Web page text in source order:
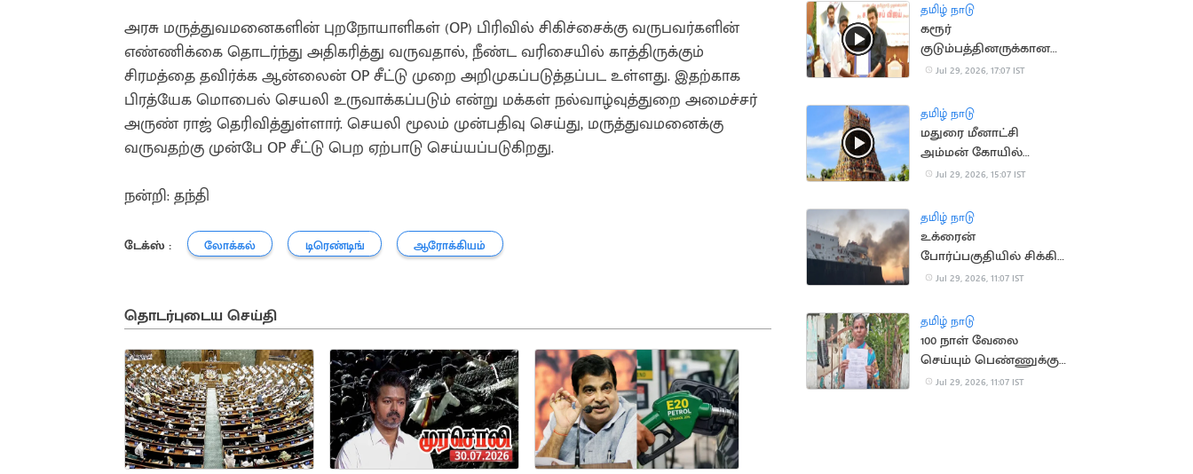
அரசு மருத்துவமனைகளின் புறநோயாளிகள் (OP) பிரிவில் சிகிச்சைக்கு வருபவர்களின்
எண்ணிக்கை தொடர்ந்து அதிகரித்து வருவதால், நீண்ட வரிசையில் காத்திருக்கும்
சிரமத்தை தவிர்க்க ஆன்லைன் OP சீட்டு முறை அறிமுகப்படுத்தப்பட உள்ளது. இதற்காக
பிரத்யேக மொபைல் செயலி உருவாக்கப்படும் என்று மக்கள் நல்வாழ்வுத்துறை அமைச்சர்
அருண் ராஜ் தெரிவித்துள்ளார். செயலி மூலம் முன்பதிவு செய்து, மருத்துவமனைக்கு
வருவதற்கு முன்பே OP சீட்டு பெற ஏற்பாடு செய்யப்படுகிறது.
நன்றி: தந்தி
டேக்ஸ் : லோக்கல் டிரெண்டிங் ஆரோக்கியம்
தொடர்புடைய செய்தி
தமிழ் நாடு
கரூர்
குடும்பத்தினருக்கான
அரசு பணி ரத்து..
தமிழக அரசு மனு
Jul 29, 2026, 17:07 IST
தமிழ் நாடு
மதுரை மீனாட்சி
அம்மன் கோயில்
நிலமோசடி.. 19 பேர் மீது
Jul 29, 2026, 15:07 IST
தமிழ் நாடு
உக்ரைன்
போர்ப்பகுதியில் சிக்கிய
இந்திய மாலுமிகளை
கோரிக்கை
Jul 29, 2026, 11:07 IST
தமிழ் நாடு
100 நாள் வேலை
செய்யும் பெண்ணுக்கு
ரூ.2.79 கோடி GST
Jul 29, 2026, 11:07 IST